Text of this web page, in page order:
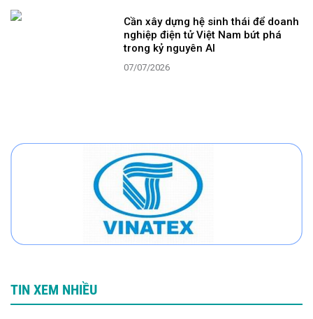
Cần xây dựng hệ sinh thái để doanh
nghiệp điện tử Việt Nam bứt phá
trong kỷ nguyên AI
07/07/2026
TIN XEM NHIỀU